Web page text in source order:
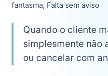
fantasma, Falta sem aviso
Quando o cliente
simplesmente não
ou cancelar com